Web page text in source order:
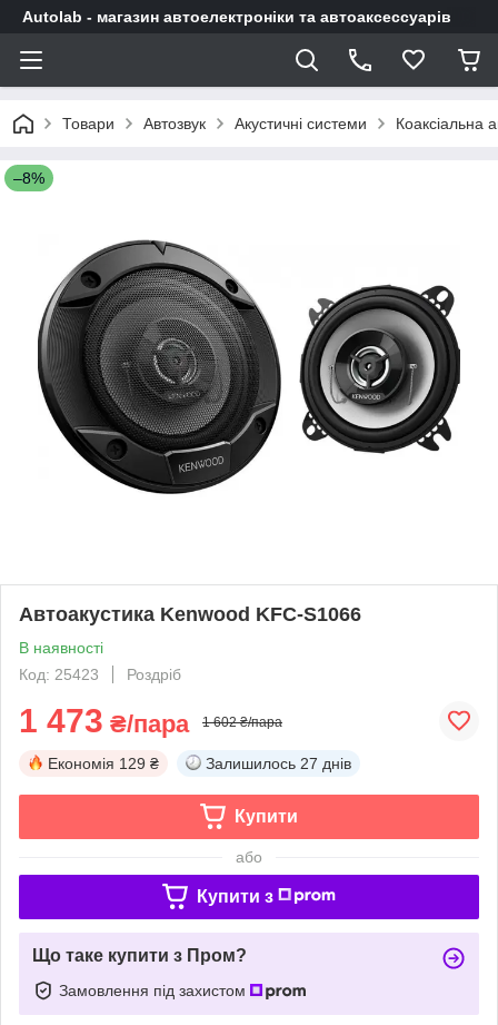
Autolab - магазин автоелектроніки та автоаксессуарів
Товари Автозвук Акустичні системи Коаксіальна
–8%
Автоакустика Kenwood KFC-S1066
В наявності
Код: 25423
Роздріб
1 473 ₴/пара 1 602 ₴/пара
Економія 129 ₴ Залишилось 27 днів
Купити
або
Купити з
Що таке купити з Пром?
Замовлення під захистом